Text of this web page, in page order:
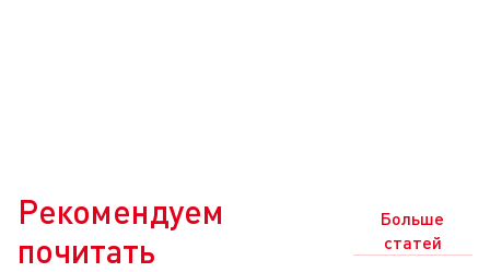
Рекомендуем
почитать
Больше
статей